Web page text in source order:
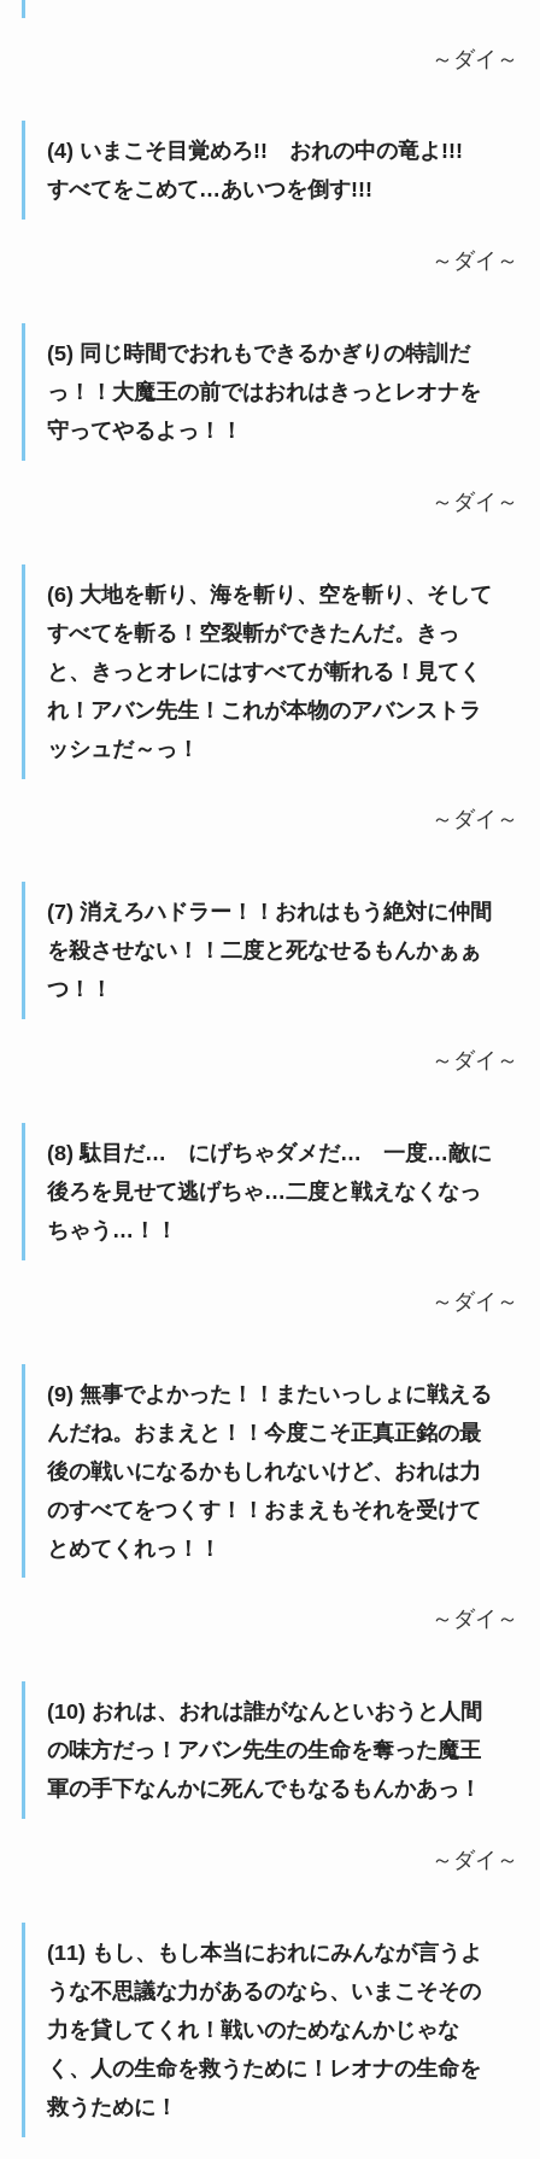
～ダイ～
(4) いまこそ目覚めろ!! おれの中の竜よ!!!
すべてをこめて…あいつを倒す!!!
～ダイ～
(5) 同じ時間でおれもできるかぎりの特訓だ
っ！！大魔王の前ではおれはきっとレオナを
守ってやるよっ！！
～ダイ～
(6) 大地を斬り、海を斬り、空を斬り、そして
すべてを斬る！空裂斬ができたんだ。きっ
と、きっとオレにはすべてが斬れる！見てく
れ！アバン先生！これが本物のアバンストラ
ッシュだ～っ！
～ダイ～
(7) 消えろハドラー！！おれはもう絶対に仲間
を殺させない！！二度と死なせるもんかぁぁ
つ！！
～ダイ～
(8) 駄目だ… にげちゃダメだ… 一度…敵に
後ろを見せて逃げちゃ…二度と戦えなくなっ
ちゃう…！！
～ダイ～
(9) 無事でよかった！！またいっしょに戦える
んだね。おまえと！！今度こそ正真正銘の最
後の戦いになるかもしれないけど、おれは力
のすべてをつくす！！おまえもそれを受けて
とめてくれっ！！
～ダイ～
(10) おれは、おれは誰がなんといおうと人間
の味方だっ！アバン先生の生命を奪った魔王
軍の手下なんかに死んでもなるもんかあっ！
～ダイ～
(11) もし、もし本当におれにみんなが言うよ
うな不思議な力があるのなら、いまこそその
力を貸してくれ！戦いのためなんかじゃな
く、人の生命を救うために！レオナの生命を
救うために！